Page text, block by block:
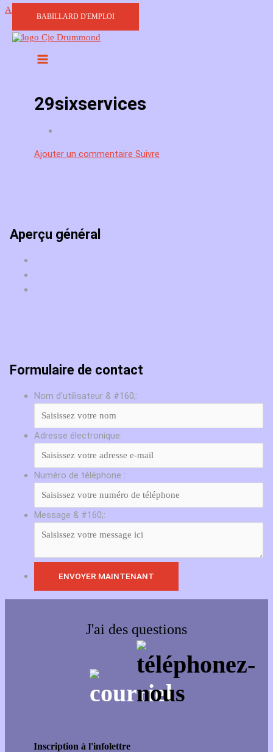
Aller au contenu
BABILLARD D'EMPLOI
29sixservices
Ajouter un commentaire Suivre
Aperçu général
Formulaire de contact
Nom d'utilisateur & #160;:
Adresse électronique:
Numéro de téléphone :
Message & #160;:
J'ai des questions
Inscription à l'infolettre